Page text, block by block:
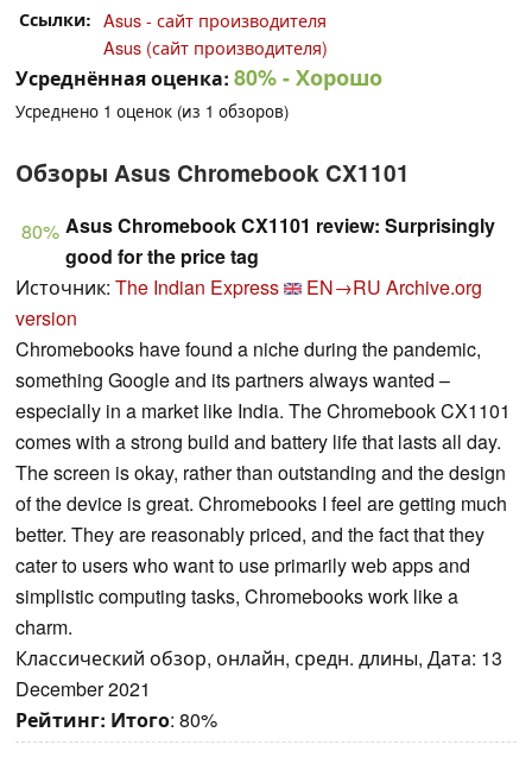
Ссылки
Asus - сайт производителя
Asus (сайт производителя)
Усреднённая оценка: 80%- Хорошо
Усреднено 1 оценок (из 1 обзоров)
Обзоры Asus Chromebook CX1101
80% Asus Chromebook CX1101 review: Surprisingly
good for the price tag
Источник: The Indian Express EN→RU Archive.org
version
Chromebooks have found a niche during the pandemic,
something Google and its partners always wanted –
especially in a market like India. The Chromebook CX1101
comes with a strong build and battery life that lasts all day.
The screen is okay, rather than outstanding and the design
of the device is great. Chromebooks I feel are getting much
better. They are reasonably priced, and the fact that they
cater to users who want to use primarily web apps and
simplistic computing tasks, Chromebooks work like a
charm.
Классический обзор, онлайн, средн. длины, Дата: 13
December 2021
Рейтинг: Итого: 80%